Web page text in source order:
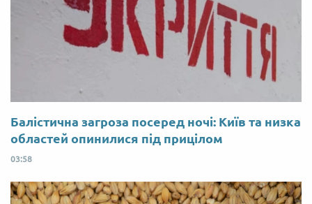
Балістична загроза посеред ночі: Київ та низка
областей опинилися під прицілом
03:58